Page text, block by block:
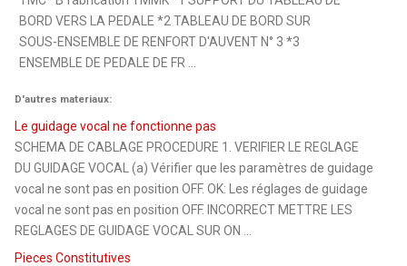
BORD VERS LA PEDALE *2 TABLEAU DE BORD SUR
SOUS-ENSEMBLE DE RENFORT D'AUVENT N° 3 *3
ENSEMBLE DE PEDALE DE FR ...
D'autres materiaux:
Le guidage vocal ne fonctionne pas
SCHEMA DE CABLAGE PROCEDURE 1. VERIFIER LE REGLAGE
DU GUIDAGE VOCAL (a) Vérifier que les paramètres de guidage
vocal ne sont pas en position OFF. OK: Les réglages de guidage
vocal ne sont pas en position OFF. INCORRECT METTRE LES
REGLAGES DE GUIDAGE VOCAL SUR ON ...
Pieces Constitutives